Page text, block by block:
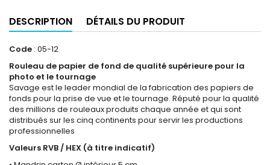
DESCRIPTION DÉTAILS DU PRODUIT
Code : 05-12
Rouleau de papier de fond de qualité supérieure pour la
photo et le tournage
Savage est le leader mondial de la fabrication des papiers de
fonds pour la prise de vue et le tournage. Réputé pour la qualité
des millions de rouleaux produits chaque année et qui sont
distribués sur les cinq continents pour servir les productions
professionnelles
Valeurs RVB / HEX (à titre indicatif)